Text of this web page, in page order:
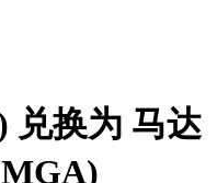
兑换为 马达